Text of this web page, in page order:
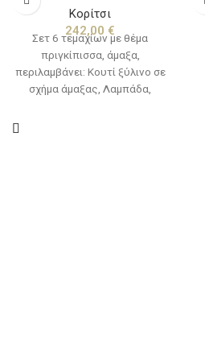
Κορίτσι
242,00 €
Σετ 6 τεμαχίων με θέμα
πριγκίπισσα, άμαξα,
περιλαμβάνει: Κουτί ξύλινο σε
σχήμα άμαξας, Λαμπάδα,